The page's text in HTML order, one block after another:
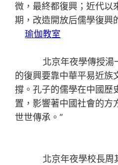
微，最終都復興；近代以
期，改造開放后儒學復興
瑜伽教室
北京年夜學傳授湯一
的復興要靠中華平易近族
撐。孔子的儒學在中國歷
置，影響著中國社會的方
世世傳承。”
北京年夜學校長周其